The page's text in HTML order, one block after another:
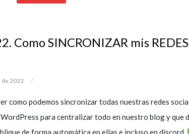
Como SINCRONIZAR mis
2022 /
como podemos sincronizar todas nuestras redes
para centralizar todo en nuestro blog y que
de forma automática en ellas e incluso en discord.